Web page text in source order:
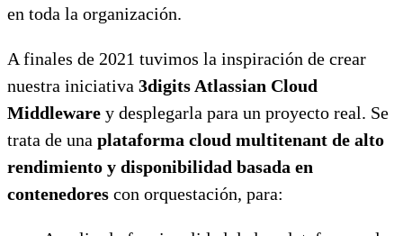
en toda la organización.
A finales de 2021 tuvimos la inspiración de crear
nuestra iniciativa 3digits Atlassian Cloud
Middleware y desplegarla para un proyecto real. Se
trata de una plataforma cloud multitenant de alto
rendimiento y disponibilidad basada en
contenedores con orquestación, para: